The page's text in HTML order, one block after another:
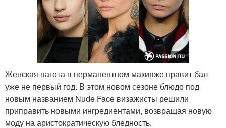
Женская нагота в перманентном макияже правит бал
уже не первый год. В этом новом сезоне блюдо под
новым названием Nude Face визажисты решили
приправить новыми ингредиентами, возвращая новую
моду на аристократическую бледность.